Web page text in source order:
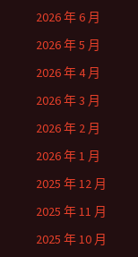
2026 年 6 月
2026 年 5 月
2026 年 4 月
2026 年 3 月
2026 年 2 月
2026 年 1 月
2025 年 12 月
2025 年 11 月
2025 年 10 月